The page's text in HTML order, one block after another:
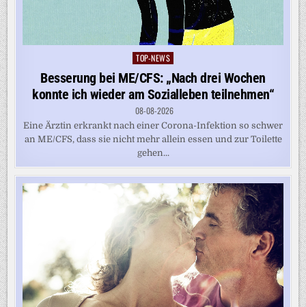
Posted
in
TOP-NEWS
Besserung bei ME/CFS: „Nach drei Wochen
konnte ich wieder am Sozialleben teilnehmen“
08-08-2026
Eine Ärztin erkrankt nach einer Corona-Infektion so schwer
an ME/CFS, dass sie nicht mehr allein essen und zur Toilette
gehen...